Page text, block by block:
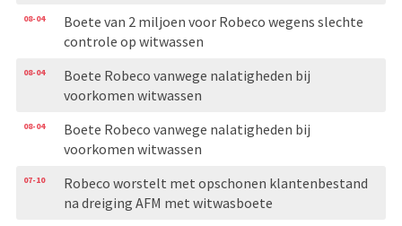
08-04
Boete van 2 miljoen voor Robeco wegens slechte
controle op witwassen
08-04
Boete Robeco vanwege nalatigheden bij
voorkomen witwassen
08-04
Boete Robeco vanwege nalatigheden bij
voorkomen witwassen
07-10
Robeco worstelt met opschonen klantenbestand
na dreiging AFM met witwasboete